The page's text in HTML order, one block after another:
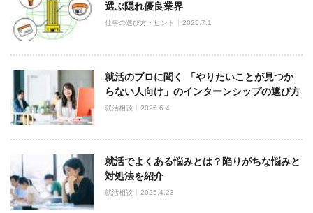
選ぶ隠れ優良業界
仕事の選び方・ヒント 2025.7.1
就活のプロに聞く 「やりたいことが見つか
らない人向け」のインターンシップの選び方
就活相談 2025.6.4
就活でよくある悩みとは？陥りがちな悩みと
対処法を紹介
就活相談 2025.4.23